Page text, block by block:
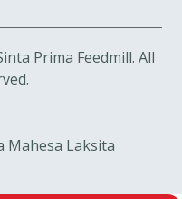
Prima Feedmill. All
Mahesa Laksita